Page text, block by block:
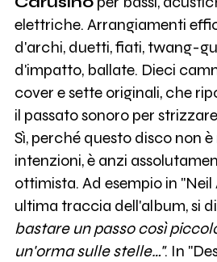
elettriche. Arrangiamenti
d'archi, duetti, fiati, twang-
d'impatto, ballate. Dieci
cover e sette originali, che
il passato sonoro per
Sì, perché questo disco non
intenzioni, è anzi
ottimista. Ad esempio in
ultima traccia dell'album, si
bastare un passo così
un'orma sulle stelle…". In